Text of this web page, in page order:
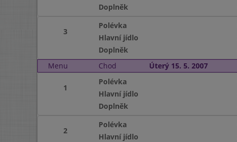
Doplněk
3
Polévka
Hlavní jídlo
Doplněk
Menu
Chod Úterý 15. 5. 2007
1
Polévka
Hlavní jídlo
Doplněk
2
Polévka
Hlavní jídlo